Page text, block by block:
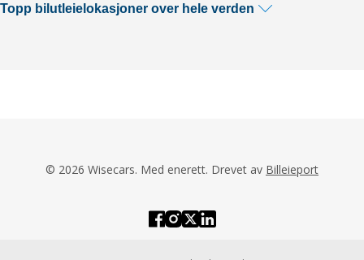
Topp bilutleielokasjoner over hele verden
© 2026 Wisecars. Med enerett. Drevet av Billeieport